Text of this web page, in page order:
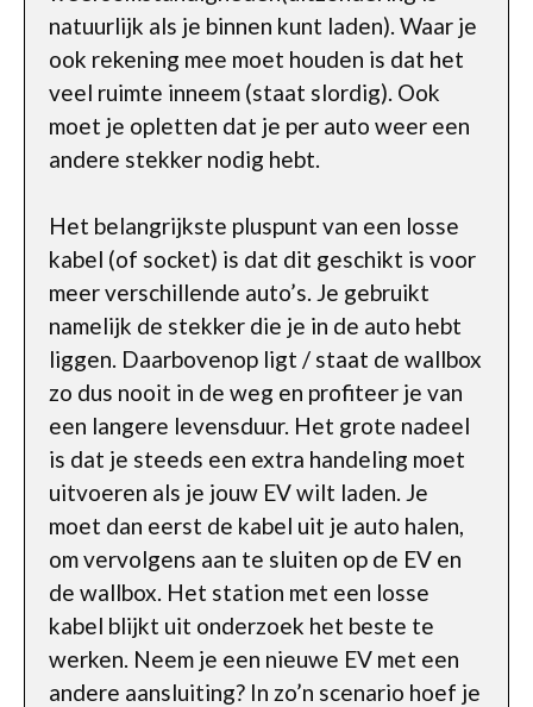
natuurlijk als je binnen kunt laden). Waar je
ook rekening mee moet houden is dat het
veel ruimte inneem (staat slordig). Ook
moet je opletten dat je per auto weer een
andere stekker nodig hebt.
Het belangrijkste pluspunt van een losse
kabel (of socket) is dat dit geschikt is voor
meer verschillende auto’s. Je gebruikt
namelijk de stekker die je in de auto hebt
liggen. Daarbovenop ligt / staat de wallbox
zo dus nooit in de weg en profiteer je van
een langere levensduur. Het grote nadeel
is dat je steeds een extra handeling moet
uitvoeren als je jouw EV wilt laden. Je
moet dan eerst de kabel uit je auto halen,
om vervolgens aan te sluiten op de EV en
de wallbox. Het station met een losse
kabel blijkt uit onderzoek het beste te
werken. Neem je een nieuwe EV met een
andere aansluiting? In zo’n scenario hoef je